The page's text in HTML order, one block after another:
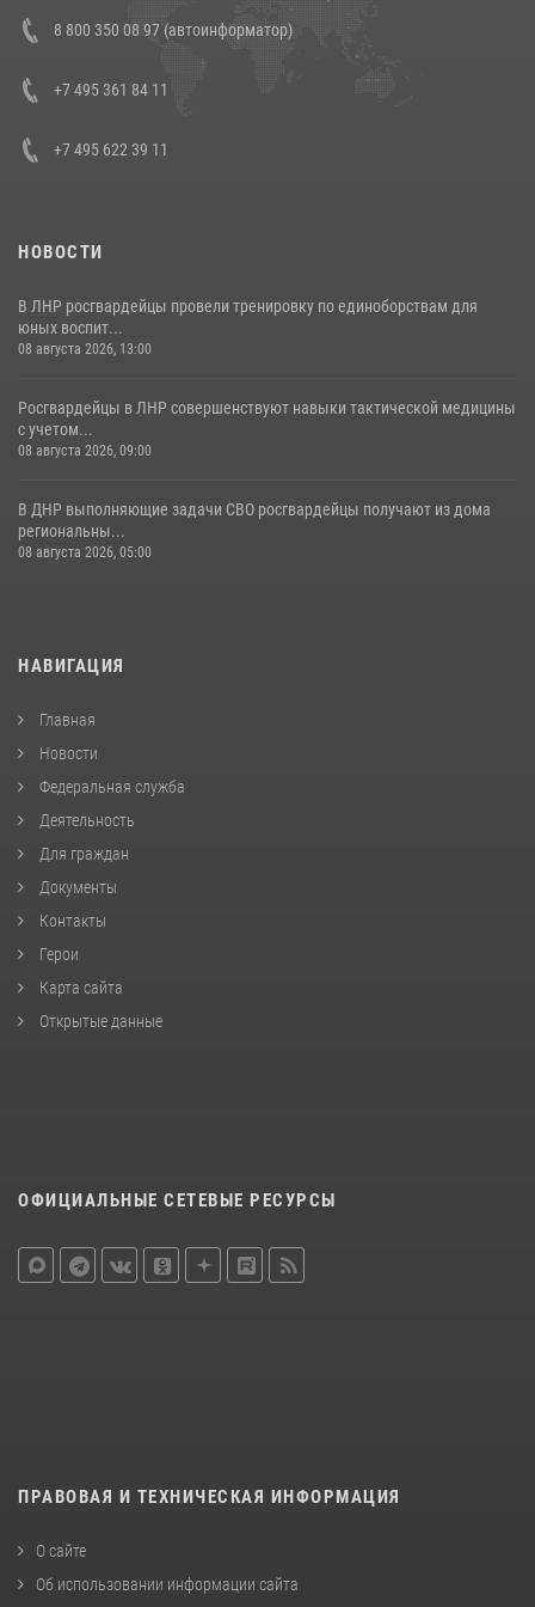
Состоялась рабочая встреча директора Росгвардии Героя России
генерала армии Виктора Золотова с заместителем полномочного
представителя Президента Российской Федерации в Северо-
Кавказском федеральном округе Виталием Кузнецовым
8 800 350 08 97 (автоинформатор)
+7 495 361 84 11
+7 495 622 39 11
НОВОСТИ
В ЛНР росгвардейцы провели тренировку по единоборствам для
юных воспит...
08 августа 2026, 13:00
Росгвардейцы в ЛНР совершенствуют навыки тактической медицины
с учетом...
08 августа 2026, 09:00
В ДНР выполняющие задачи СВО росгвардейцы получают из дома
региональны...
08 августа 2026, 05:00
НАВИГАЦИЯ
Главная
Новости
Федеральная служба
Деятельность
Для граждан
Документы
Контакты
Герои
Карта сайта
Открытые данные
ОФИЦИАЛЬНЫЕ СЕТЕВЫЕ РЕСУРСЫ
ПРАВОВАЯ И ТЕХНИЧЕСКАЯ ИНФОРМАЦИЯ
О сайте
Об использовании информации сайта